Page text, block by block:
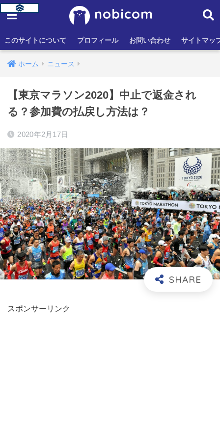
nobicom
このサイトについて プロフィール お問い合わせ サイトマッ
ホーム ニュース
【東京マラソン2020】中止で返金され
る？参加費の払戻し方法は？
2020年2月17日
スポンサーリンク